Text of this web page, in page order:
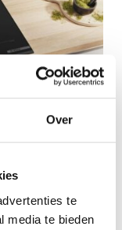
Over
te
media te bieden